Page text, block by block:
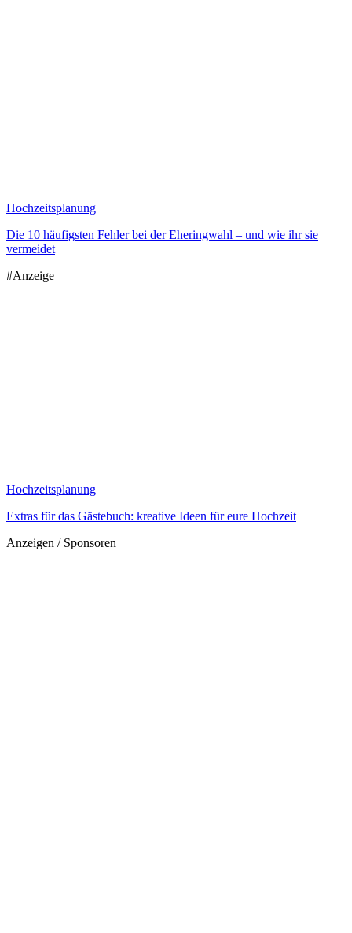
Hochzeitsplanung
Die 10 häufigsten Fehler bei der Eheringwahl – und wie ihr sie
vermeidet
#Anzeige
Hochzeitsplanung
Extras für das Gästebuch: kreative Ideen für eure Hochzeit
Anzeigen / Sponsoren